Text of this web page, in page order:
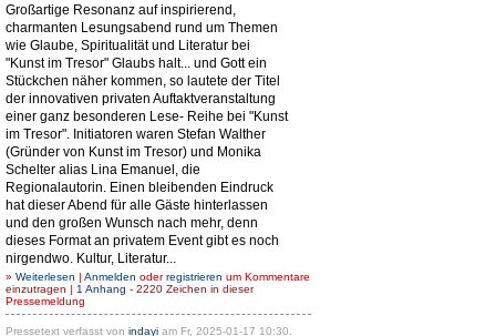
Großartige Resonanz auf inspirierend,
charmanten Lesungsabend rund um Themen
wie Glaube, Spiritualität und Literatur bei
"Kunst im Tresor" Glaubs halt... und Gott ein
Stückchen näher kommen, so lautete der Titel
der innovativen privaten Auftaktveranstaltung
einer ganz besonderen Lese- Reihe bei "Kunst
im Tresor". Initiatoren waren Stefan Walther
(Gründer von Kunst im Tresor) und Monika
Schelter alias Lina Emanuel, die
Regionalautorin. Einen bleibenden Eindruck
hat dieser Abend für alle Gäste hinterlassen
und den großen Wunsch nach mehr, denn
dieses Format an privatem Event gibt es noch
nirgendwo. Kultur, Literatur...
» Weiterlesen | Anmelden oderregistrieren um Kommentare
einzutragen | 1 Anhang - 2220 Zeichen in dieser
Pressemeldung
Pressetext verfasst von indayi am Fr, 2025-01-17 10:30.